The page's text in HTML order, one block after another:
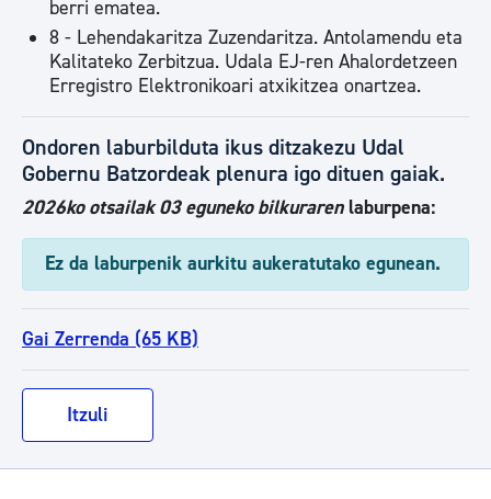
berri ematea.
8 - Lehendakaritza Zuzendaritza. Antolamendu eta
Kalitateko Zerbitzua. Udala EJ-ren Ahalordetzeen
Erregistro Elektronikoari atxikitzea onartzea.
Ondoren laburbilduta ikus ditzakezu Udal
Gobernu Batzordeak plenura igo dituen gaiak.
2026ko otsailak 03 eguneko bilkurarenlaburpena:
Ez da laburpenik aurkitu aukeratutako egunean.
Gai Zerrenda (65 KB)
Itzuli